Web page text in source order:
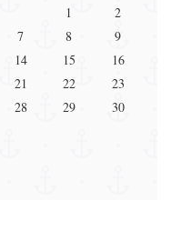
1
2
7 8
9
14 15
16
21 22
23
28 29
30